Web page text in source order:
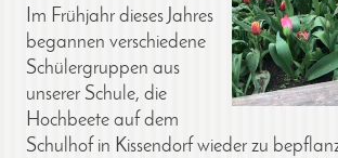
Im Frühjahr dieses Jahres
begannen verschiedene
Schülergruppen aus
unserer Schule, die
Hochbeete auf dem
Schulhof in Kissendorf wieder zu